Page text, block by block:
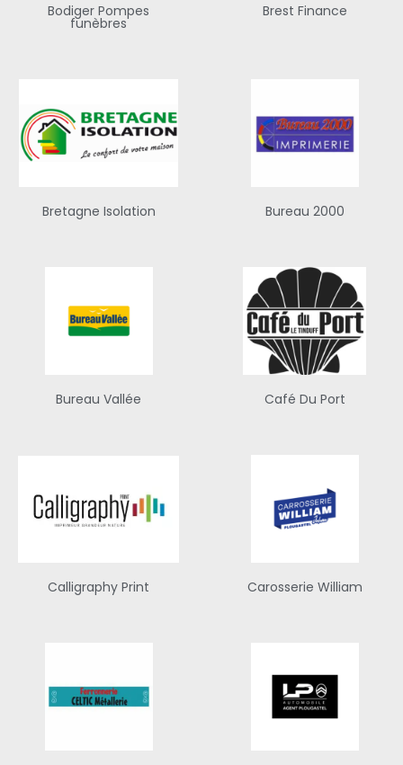
Bodiger Pompes
funèbres
Brest Finance
Bretagne Isolation Bureau 2000
Bureau Vallée Café Du Port
Calligraphy Print Carosserie William